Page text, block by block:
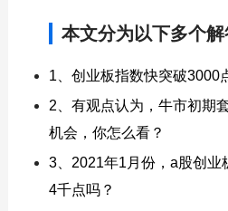
本文分为以下多个解
1、创业板指数快突破3000
2、有观点认为，牛市初期
机会，你怎么看？
3、2021年1月份，a股创业
4千点吗？